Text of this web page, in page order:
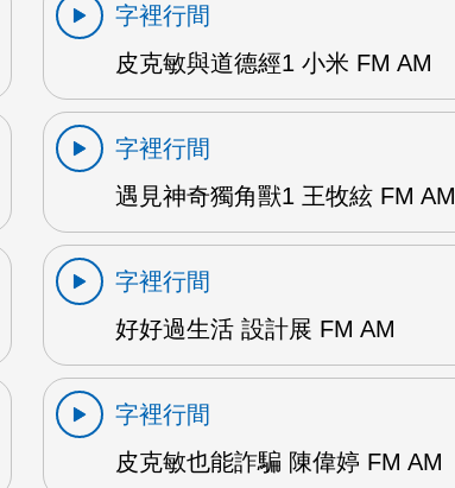
字裡行間
皮克敏與道德經1 小米 FM AM
字裡行間
遇見神奇獨角獸1 王牧絃 FM AM
字裡行間
好好過生活 設計展 FM AM
字裡行間
皮克敏也能詐騙 陳偉婷 FM AM